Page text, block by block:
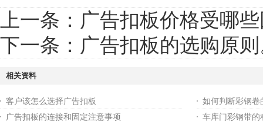
上一条： 广告扣板价格受哪
下一条： 广告扣板的选购原
相关资料
客户该怎么选择广告扣板
如何判断彩钢卷
广告扣板的连接和固定注意事项
车库门彩钢带的